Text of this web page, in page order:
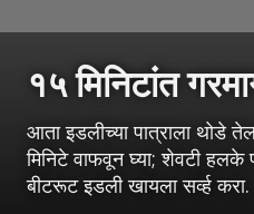
१५ मिनिटांत
आता इडलीच्या पात्राला थोडे
मिनिटे वाफवून घ्या; शेवटी हलके
बीटरूट इडली खायला सर्व्ह करा.